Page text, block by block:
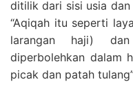
ditilik dari sisi usia
“Aqiqah itu seperti
larangan haji)
diperbolehkan dalam
picak dan patah